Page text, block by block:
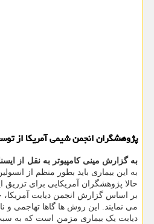
پژوهشگران انجمن شیمی آمریکا از
به گزارش مینی کامپیوتر به نقل از
به این بیماری باید بطور منظم از
حالا پژوهشگران آمریکایی برای
بر اساس گزارش انجمن دیابت آمریکا،
می نمایند. این روش ها گاها تهاجمی و
دیابت یک بیماری مزمن است که به سبب